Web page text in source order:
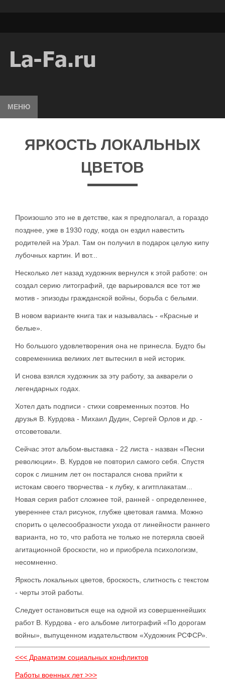
МЕНЮ
ЯРКОСТЬ ЛОКАЛЬНЫХ
ЦВЕТОВ
Произошло это не в детстве, как я предполагал, а гораздо
позднее, уже в 1930 году, когда он ездил навестить
родителей на Урал. Там он получил в подарок целую кипу
лубочных картин. И вот...
Несколько лет назад художник вернулся к этой работе: он
создал серию литографий, где варьировался все тот же
мотив - эпизоды гражданской войны, борьба с белыми.
В новом варианте книга так и называлась - «Красные и
белые».
Но большого удовлетворения она не принесла. Будто бы
современника великих лет вытеснил в ней историк.
И снова взялся художник за эту работу, за акварели о
легендарных годах.
Хотел дать подписи - стихи современных поэтов. Но
друзья В. Курдова - Михаил Дудин, Сергей Орлов и др. -
отсоветовали.
Сейчас этот альбом-выставка - 22 листа - назван «Песни
революции». В. Курдов не повторил самого себя. Спустя
сорок с лишним лет он постарался снова прийти к
истокам своего творчества - к лубку, к агитплакатам...
Новая серия работ сложнее той, ранней - определеннее,
увереннее стал рисунок, глубже цветовая гамма. Можно
спорить о целесообразности ухода от линейности раннего
варианта, но то, что работа не только не потеряла своей
агитационной броскости, но и приобрела психологизм,
несомненно.
Яркость локальных цветов, броскость, слитность с текстом
- черты этой работы.
Следует остановиться еще на одной из совершеннейших
работ В. Курдова - его альбоме литографий «По дорогам
войны», выпущенном издательством «Художник РСФСР».
<<< Драматизм социальных конфликтов
Работы военных лет >>>